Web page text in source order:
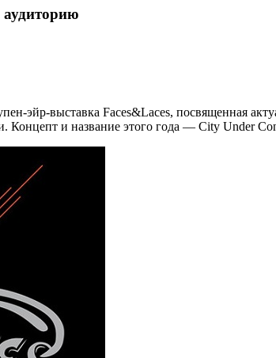
аудиторию
эйр-выставка Faces&Laces, посвященная
Концепт и название этого года — City Under